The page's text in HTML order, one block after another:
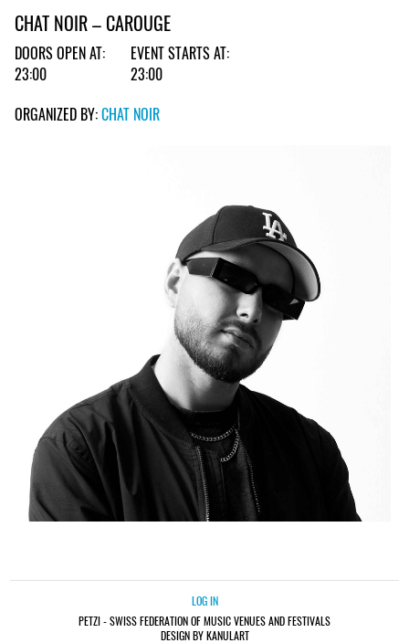
CHAT NOIR – CAROUGE
DOORS OPEN AT:
23:00
EVENT STARTS AT:
23:00
ORGANIZED BY:CHAT NOIR
LOG IN
PETZI - SWISS FEDERATION OF MUSIC VENUES AND FESTIVALS
DESIGN BY KANULART